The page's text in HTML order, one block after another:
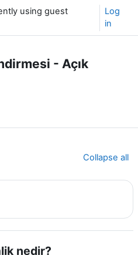
using guest
Log
in
- Açık
Collapse all
nedir?